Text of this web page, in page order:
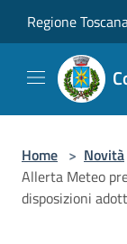
Regione
Home > Novità
Allerta Meteo
disposizioni